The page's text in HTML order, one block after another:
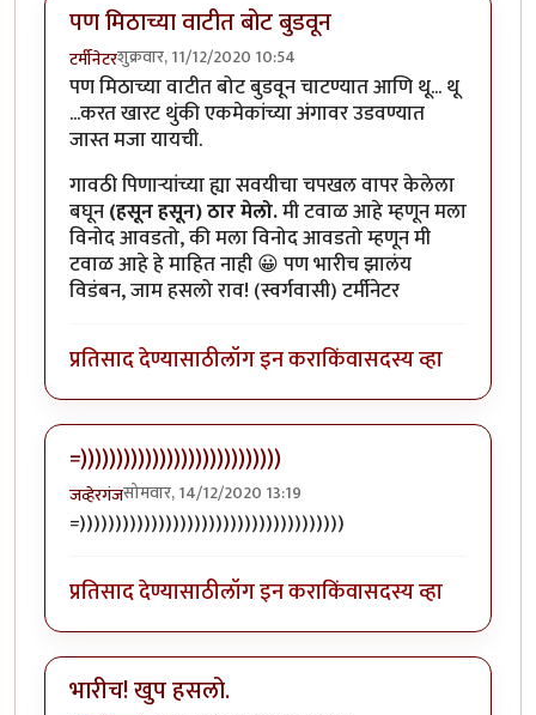
पण मिठाच्या वाटीत बोट बुडवून
टर्मीनेटरशुक्रवार, 11/12/2020 10:54
पण मिठाच्या वाटीत बोट बुडवून चाटण्यात आणि थू... थू
...करत खारट थुंकी एकमेकांच्या अंगावर उडवण्यात
जास्त मजा यायची.
गावठी पिणाऱ्यांच्या ह्या सवयीचा चपखल वापर केलेला
बघून(हसून हसून) ठार मेलो.मी टवाळ आहे म्हणून मला
विनोद आवडतो, की मला विनोद आवडतो म्हणून मी
टवाळ आहे हे माहित नाही 😀 पण भारीच झालंय
विडंबन, जाम हसलो राव! (स्वर्गवासी) टर्मीनेटर
प्रतिसाद देण्यासाठीलॉग इन कराकिंवासदस्य व्हा
=))))))))))))))))))))))))))))
जव्हेरगंजसोमवार, 14/12/2020 13:19
=)))))))))))))))))))))))))))))))))))))
प्रतिसाद देण्यासाठीलॉग इन कराकिंवासदस्य व्हा
भारीच! खुप हसलो.